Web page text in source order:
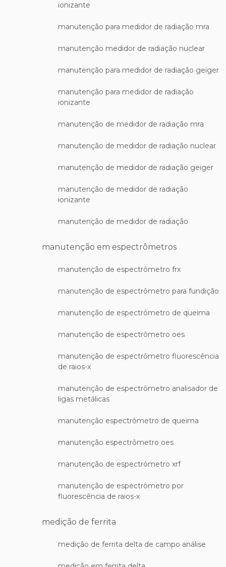
ionizante
manutenção para medidor de radiação mra
manutenção medidor de radiação nuclear
manutenção para medidor de radiação geiger
manutenção para medidor de radiação
ionizante
manutenção de medidor de radiação mra
manutenção de medidor de radiação nuclear
manutenção de medidor de radiação geiger
manutenção de medidor de radiação
ionizante
manutenção de medidor de radiação
manutenção em espectrômetros
manutenção de espectrômetro frx
manutenção de espectrômetro para fundição
manutenção de espectrômetro de queima
manutenção de espectrômetro oes
manutenção de espectrômetro fluorescência
de raios-x
manutenção de espectrômetro analisador de
ligas metálicas
manutenção espectrômetro de queima
manutenção espectrômetro oes
manutenção de espectrômetro xrf
manutenção de espectrômetro por
fluorescência de raios-x
medição de ferrita
medição de ferrita delta de campo análise